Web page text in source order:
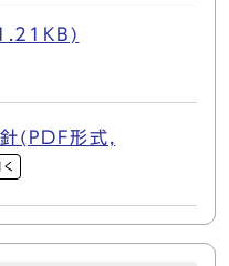
(PDF形式,